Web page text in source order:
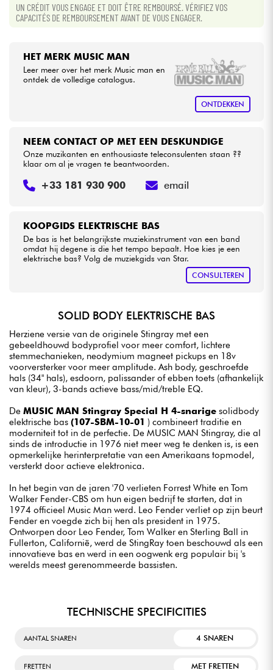
UN CRÉDIT VOUS ENGAGE ET DOIT ÊTRE REMBOURSÉ. VÉRIFIEZ VOS
CAPACITÉS DE REMBOURSEMENT AVANT DE VOUS ENGAGER.
HET MERK MUSIC MAN
Leer meer over het merk Music man en
ontdek de volledige catalogus.
ONTDEKKEN
KOOPGIDS ELEKTRISCHE BAS
De bas is het belangrijkste muziekinstrument van een band
omdat hij degene is die het tempo bepaalt. Hoe kies je een
elektrische bas? Volg de muziekgids van Star.
CONSULTEREN
NEEM CONTACT OP MET EEN DESKUNDIGE
Onze muzikanten en enthousiaste teleconsulenten staan ??
klaar om al je vragen te beantwoorden.
+33 181 930 900 email
SOLID BODY ELEKTRISCHE BAS
Herziene versie van de originele Stingray met een
gebeeldhouwd bodyprofiel voor meer comfort, lichtere
stemmechanieken, neodymium magneet pickups en 18v
voorversterker voor meer amplitude. Ash body, geschroefde
hals (34" hals), esdoorn, palissander of ebben toets (afhankelijk
van kleur), 3-bands actieve bass/mid/treble EQ.
De MUSIC MAN Stingray Special H 4-snarige solidbody
elektrische bas (107-SBM-10-01 ) combineert traditie en
moderniteit tot in de perfectie. De MUSIC MAN Stingray, die al
sinds de introductie in 1976 niet meer weg te denken is, is een
opmerkelijke herinterpretatie van een Amerikaans topmodel,
versterkt door actieve elektronica.
In het begin van de jaren '70 verlieten Forrest White en Tom
Walker Fender-CBS om hun eigen bedrijf te starten, dat in
1974 officieel Music Man werd. Leo Fender verliet op zijn beurt
Fender en voegde zich bij hen als president in 1975.
Ontworpen door Leo Fender, Tom Walker en Sterling Ball in
Fullerton, Californië, werd de StingRay toen beschouwd als een
innovatieve bas en werd in een oogwenk erg populair bij 's
werelds meest gerenommeerde bassisten.
TECHNISCHE SPECIFICITIES
AANTAL SNAREN 4 SNAREN
FRETTEN MET FRETTEN